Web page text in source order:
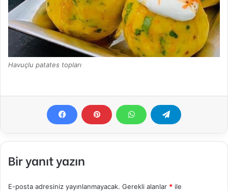
Havuçlu patates topları
Bir yanıt yazın
E-posta adresiniz yayınlanmayacak. Gerekli alanlar * ile